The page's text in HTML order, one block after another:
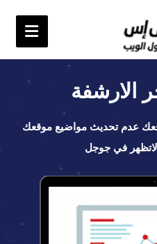
الارشفة
عدم تحديث مواضيع موقعك
لاتظهر في جوجل